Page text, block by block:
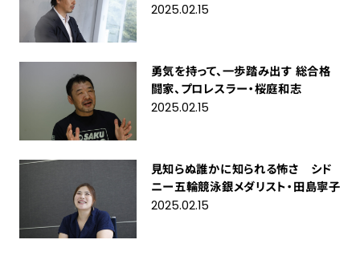
2025.02.15
勇気を持って、一歩踏み出す 総合格
闘家、プロレスラー・桜庭和志
2025.02.15
見知らぬ誰かに知られる怖さ シド
ニー五輪競泳銀メダリスト・田島寧子
2025.02.15